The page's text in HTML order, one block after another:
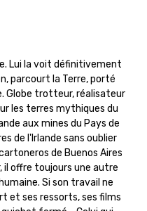
Lui la voit définitivement
parcourt la Terre, porté
Globe trotteur, réalisateur
les terres mythiques du
aux mines du Pays de
de l'Irlande sans oublier
de Buenos Aires
il offre toujours une autre
Si son travail ne
et ses ressorts, ses films